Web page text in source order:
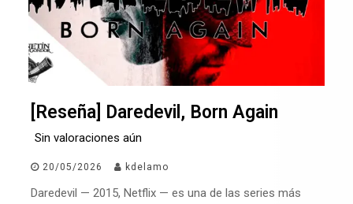
[Reseña] Daredevil, Born Again
Sin valoraciones aún
20/05/2026 kdelamo
Daredevil — 2015, Netflix — es una de las series más